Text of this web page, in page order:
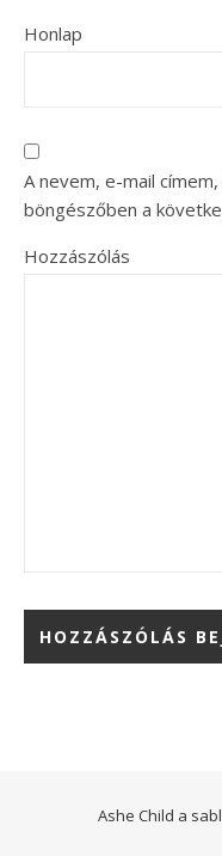
Honlap
A nevem, e-mail
böngészőben a
Hozzászólás
Ashe Child a